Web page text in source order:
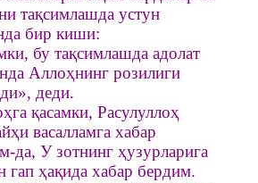
тақсимлашда устун
бир киши:
бу тақсимлашда адолат
Аллоҳнинг розилиги
деди.
қасамки, Расулуллоҳ
васалламга хабар
да, У зотнинг ҳузурларига
гап ҳақида хабар бердим.